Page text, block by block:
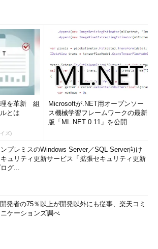
理を革新 組
とは
ズ)
Microsoftが.NET用オープンソー
ス機械学習フレームワークの最新
版「ML.NET 0.11」を公開
プレミスのWindows Server／SQL Server向け
ュリティ更新サービス「拡張セキュリティ更新
グ...
開発者の75％以上が開発以外にも従事、楽天コミ
ケーションズ調べ